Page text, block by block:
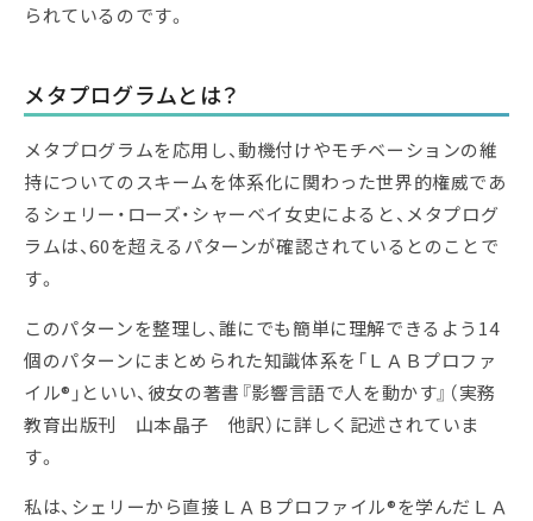
られているのです。
メタプログラムとは？
メタプログラムを応用し、動機付けやモチベーションの維
持についてのスキームを体系化に関わった世界的権威であ
るシェリー・ローズ・シャーベイ女史によると、メタプログ
ラムは、60を超えるパターンが確認されているとのことで
す。
このパターンを整理し、誰にでも簡単に理解できるよう14
個のパターンにまとめられた知識体系を「ＬＡＢプロファ
イル®」といい、彼女の著書『影響言語で人を動かす』（実務
教育出版刊 山本晶子 他訳）に詳しく記述されていま
す。
私は、シェリーから直接ＬＡＢプロファイル®を学んだＬＡ